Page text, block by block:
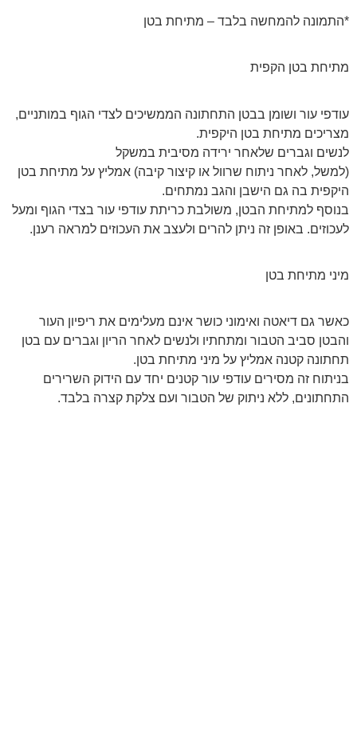
*התמונה להמחשה בלבד – מתיחת בטן
מתיחת בטן הקפית
עודפי עור ושומן בבטן התחתונה הממשיכים לצדי הגוף במותניים,
מצריכים מתיחת בטן היקפית.
לנשים וגברים שלאחר ירידה מסיבית במשקל
(למשל, לאחר ניתוח שרוול או קיצור קיבה) אמליץ על מתיחת בטן
היקפית בה גם הישבן והגב נמתחים.
בנוסף למתיחת הבטן, משולבת כריתת עודפי עור בצדי הגוף ומעל
לעכוזים. באופן זה ניתן להרים ולעצב את העכוזים למראה רענן.
מיני מתיחת בטן
כאשר גם דיאטה ואימוני כושר אינם מעלימים את ריפיון העור
והבטן סביב הטבור ומתחתיו ולנשים לאחר הריון וגברים עם בטן
תחתונה קטנה אמליץ על מיני מתיחת בטן.
בניתוח זה מסירים עודפי עור קטנים יחד עם הידוק השרירים
התחתונים, ללא ניתוק של הטבור ועם צלקת קצרה בלבד.